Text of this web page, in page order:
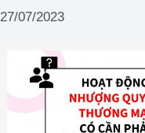
27/07/2023